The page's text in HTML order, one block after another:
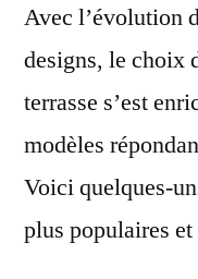
Avec l’évolution
designs, le choix
terrasse s’est
modèles
Voici quelques-
plus populaires